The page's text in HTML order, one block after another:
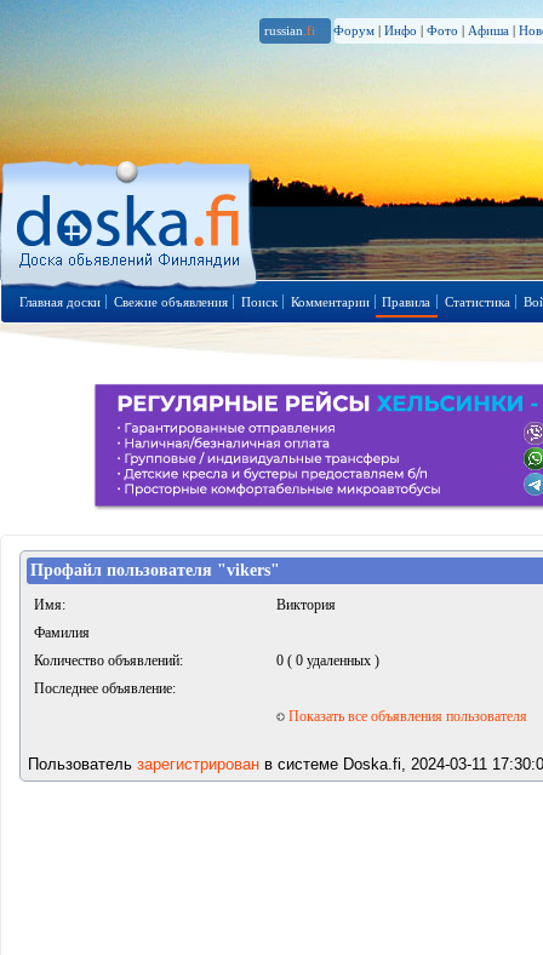
russian .fi Форум | Инфо | Фото | Афиша |
Главная доски Свежие объявления Поиск Комментарии Правила Статистика
Профайл пользователя "vikers"
Имя:
Виктория
Фамилия
Количество объявлений:
0 ( 0 удаленных )
Последнее объявление:
Показать все объявления пользователя
Пользователь зарегистрирован в системе Doska.fi, 2024-03-11